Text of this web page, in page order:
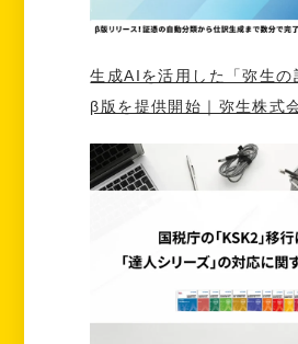
生成AIを活用した「弥生の
β版を提供開始｜弥生株式